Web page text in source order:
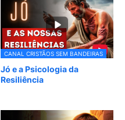
CANAL CRISTÃOS SEM BANDEIRAS
Jó e a Psicologia da
Resiliência